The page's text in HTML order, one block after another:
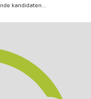
kandidaten...